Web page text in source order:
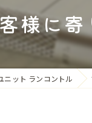
様に
ニット ランコントル